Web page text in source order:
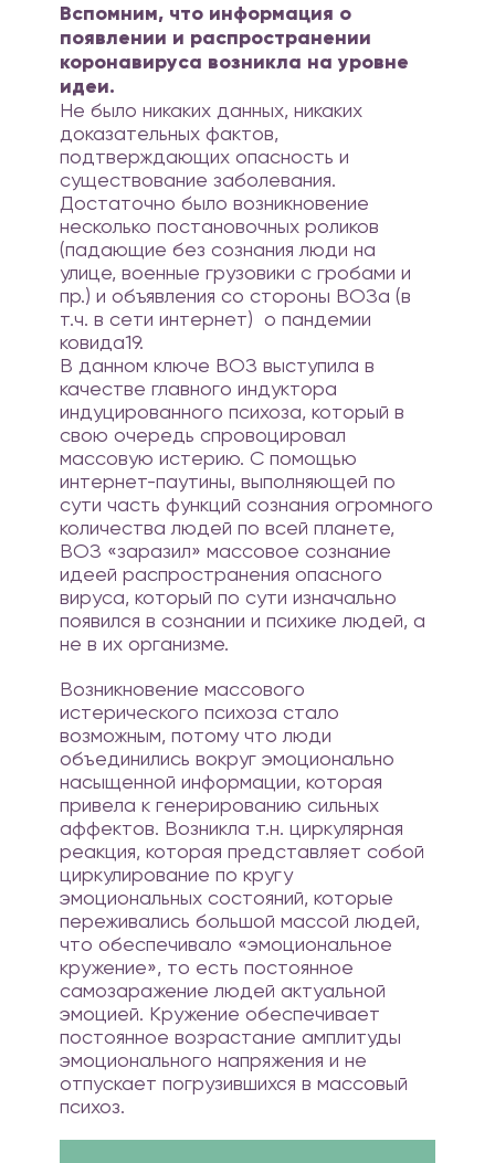
Вспомним, что информация о
появлении и распространении
коронавируса возникла на уровне
идеи.
Не было никаких данных, никаких
доказательных фактов,
подтверждающих опасность и
существование заболевания.
Достаточно было возникновение
несколько постановочных роликов
(падающие без сознания люди на
улице, военные грузовики с гробами и
пр.) и объявления со стороны ВОЗа (в
т.ч. в сети интернет) о пандемии
ковида19.
В данном ключе ВОЗ выступила в
качестве главного индуктора
индуцированного психоза, который в
свою очередь спровоцировал
массовую истерию. С помощью
интернет-паутины, выполняющей по
сути часть функций сознания огромного
количества людей по всей планете,
ВОЗ «заразил» массовое сознание
идеей распространения опасного
вируса, который по сути изначально
появился в сознании и психике людей, а
не в их организме.
Возникновение массового
истерического психоза стало
возможным, потому что люди
объединились вокруг эмоционально
насыщенной информации, которая
привела к генерированию сильных
аффектов. Возникла т.н. циркулярная
реакция, которая представляет собой
циркулирование по кругу
эмоциональных состояний, которые
переживались большой массой людей,
что обеспечивало «эмоциональное
кружение», то есть постоянное
самозаражение людей актуальной
эмоцией. Кружение обеспечивает
постоянное возрастание амплитуды
эмоционального напряжения и не
отпускает погрузившихся в массовый
психоз.